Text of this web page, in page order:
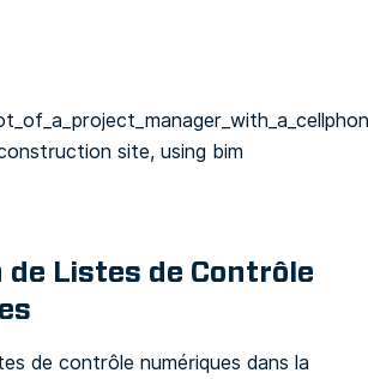
Listes de Contrôle
de contrôle numériques dans la